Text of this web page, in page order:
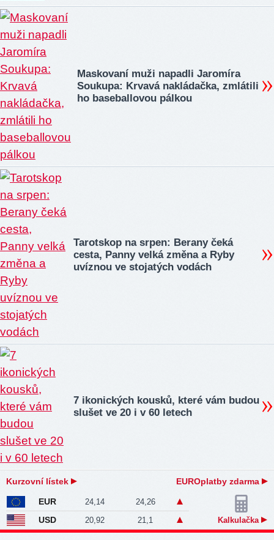
Maskovaní muži napadli Jaromíra
Soukupa: Krvavá nakládačka, zmlátili
ho baseballovou pálkou
Tarotskop na srpen: Berany čeká
cesta, Panny velká změna a Ryby
uvíznou ve stojatých vodách
7 ikonických kousků, které vám budou
slušet ve 20 i v 60 letech
Kurzovní lístek EUROplatby zdarma
EUR 24,14 24,26
USD 20,92 21,1 Kalkulačka